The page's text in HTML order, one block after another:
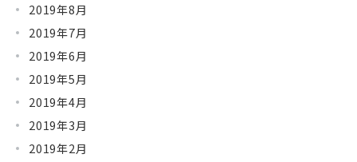
2019年8月
2019年7月
2019年6月
2019年5月
2019年4月
2019年3月
2019年2月